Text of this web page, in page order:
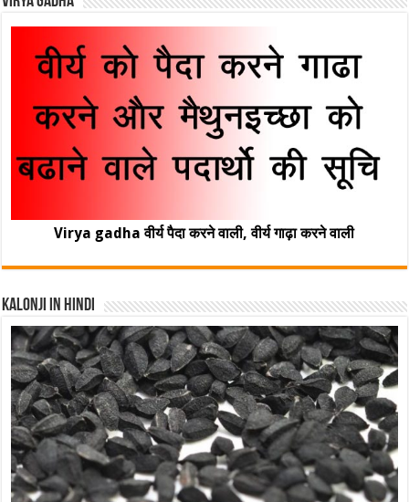
Virya gadha वीर्य पैदा करने वाली, वीर्य गाढ़ा करने वाली
Kalonji In Hindi